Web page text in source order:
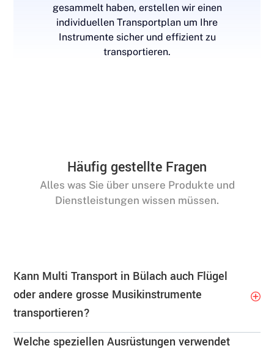
gesammelt haben, erstellen wir einen
individuellen Transportplan um Ihre
Instrumente sicher und effizient zu
transportieren.
Häufig gestellte Fragen
Alles was Sie über unsere Produkte und
Dienstleistungen wissen müssen.
Kann Multi Transport in Bülach auch Flügel
oder andere grosse Musikinstrumente
transportieren?
Welche speziellen Ausrüstungen verwendet